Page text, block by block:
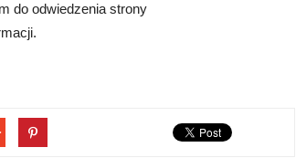
do odwiedzenia strony